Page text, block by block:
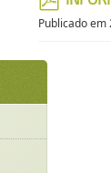
pdf
Publicado em